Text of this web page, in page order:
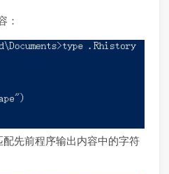
：
配先前程序输出内容中的字符